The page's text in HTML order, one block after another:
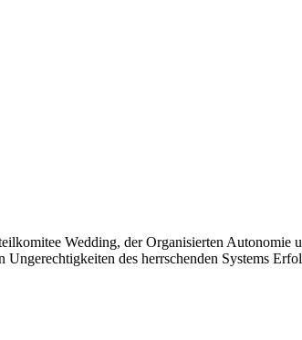
Wedding, der Organisierten Autonomie
des herrschenden Systems